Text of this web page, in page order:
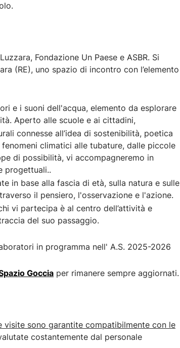
Fondazione Un Paese e ASBR. Si
(RE), uno spazio di incontro con l’elemento
e i suoni dell'acqua, elemento da esplorare
Aperto alle scuole e ai cittadini,
connesse all’idea di sostenibilità, poetica
fenomeni climatici alle tubature, dalle piccole
di possibilità, vi accompagneremo in
progettuali..
in base alla fascia di età, sulla natura e sulle
il pensiero, l'osservazione e l'azione.
vi partecipa è al centro dell’attività e
del suo passaggio.
in programma nell' A.S. 2025-2026
Goccia per rimanere sempre aggiornati.
visite sono garantite compatibilmente con le
costantemente dal personale